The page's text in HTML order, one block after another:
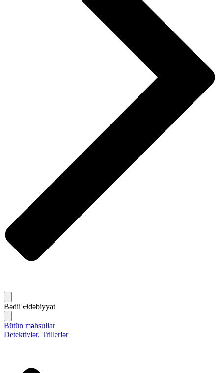
Bədii Ədəbiyyat
Bütün məhsullar
Detektivlər. Trillerlər